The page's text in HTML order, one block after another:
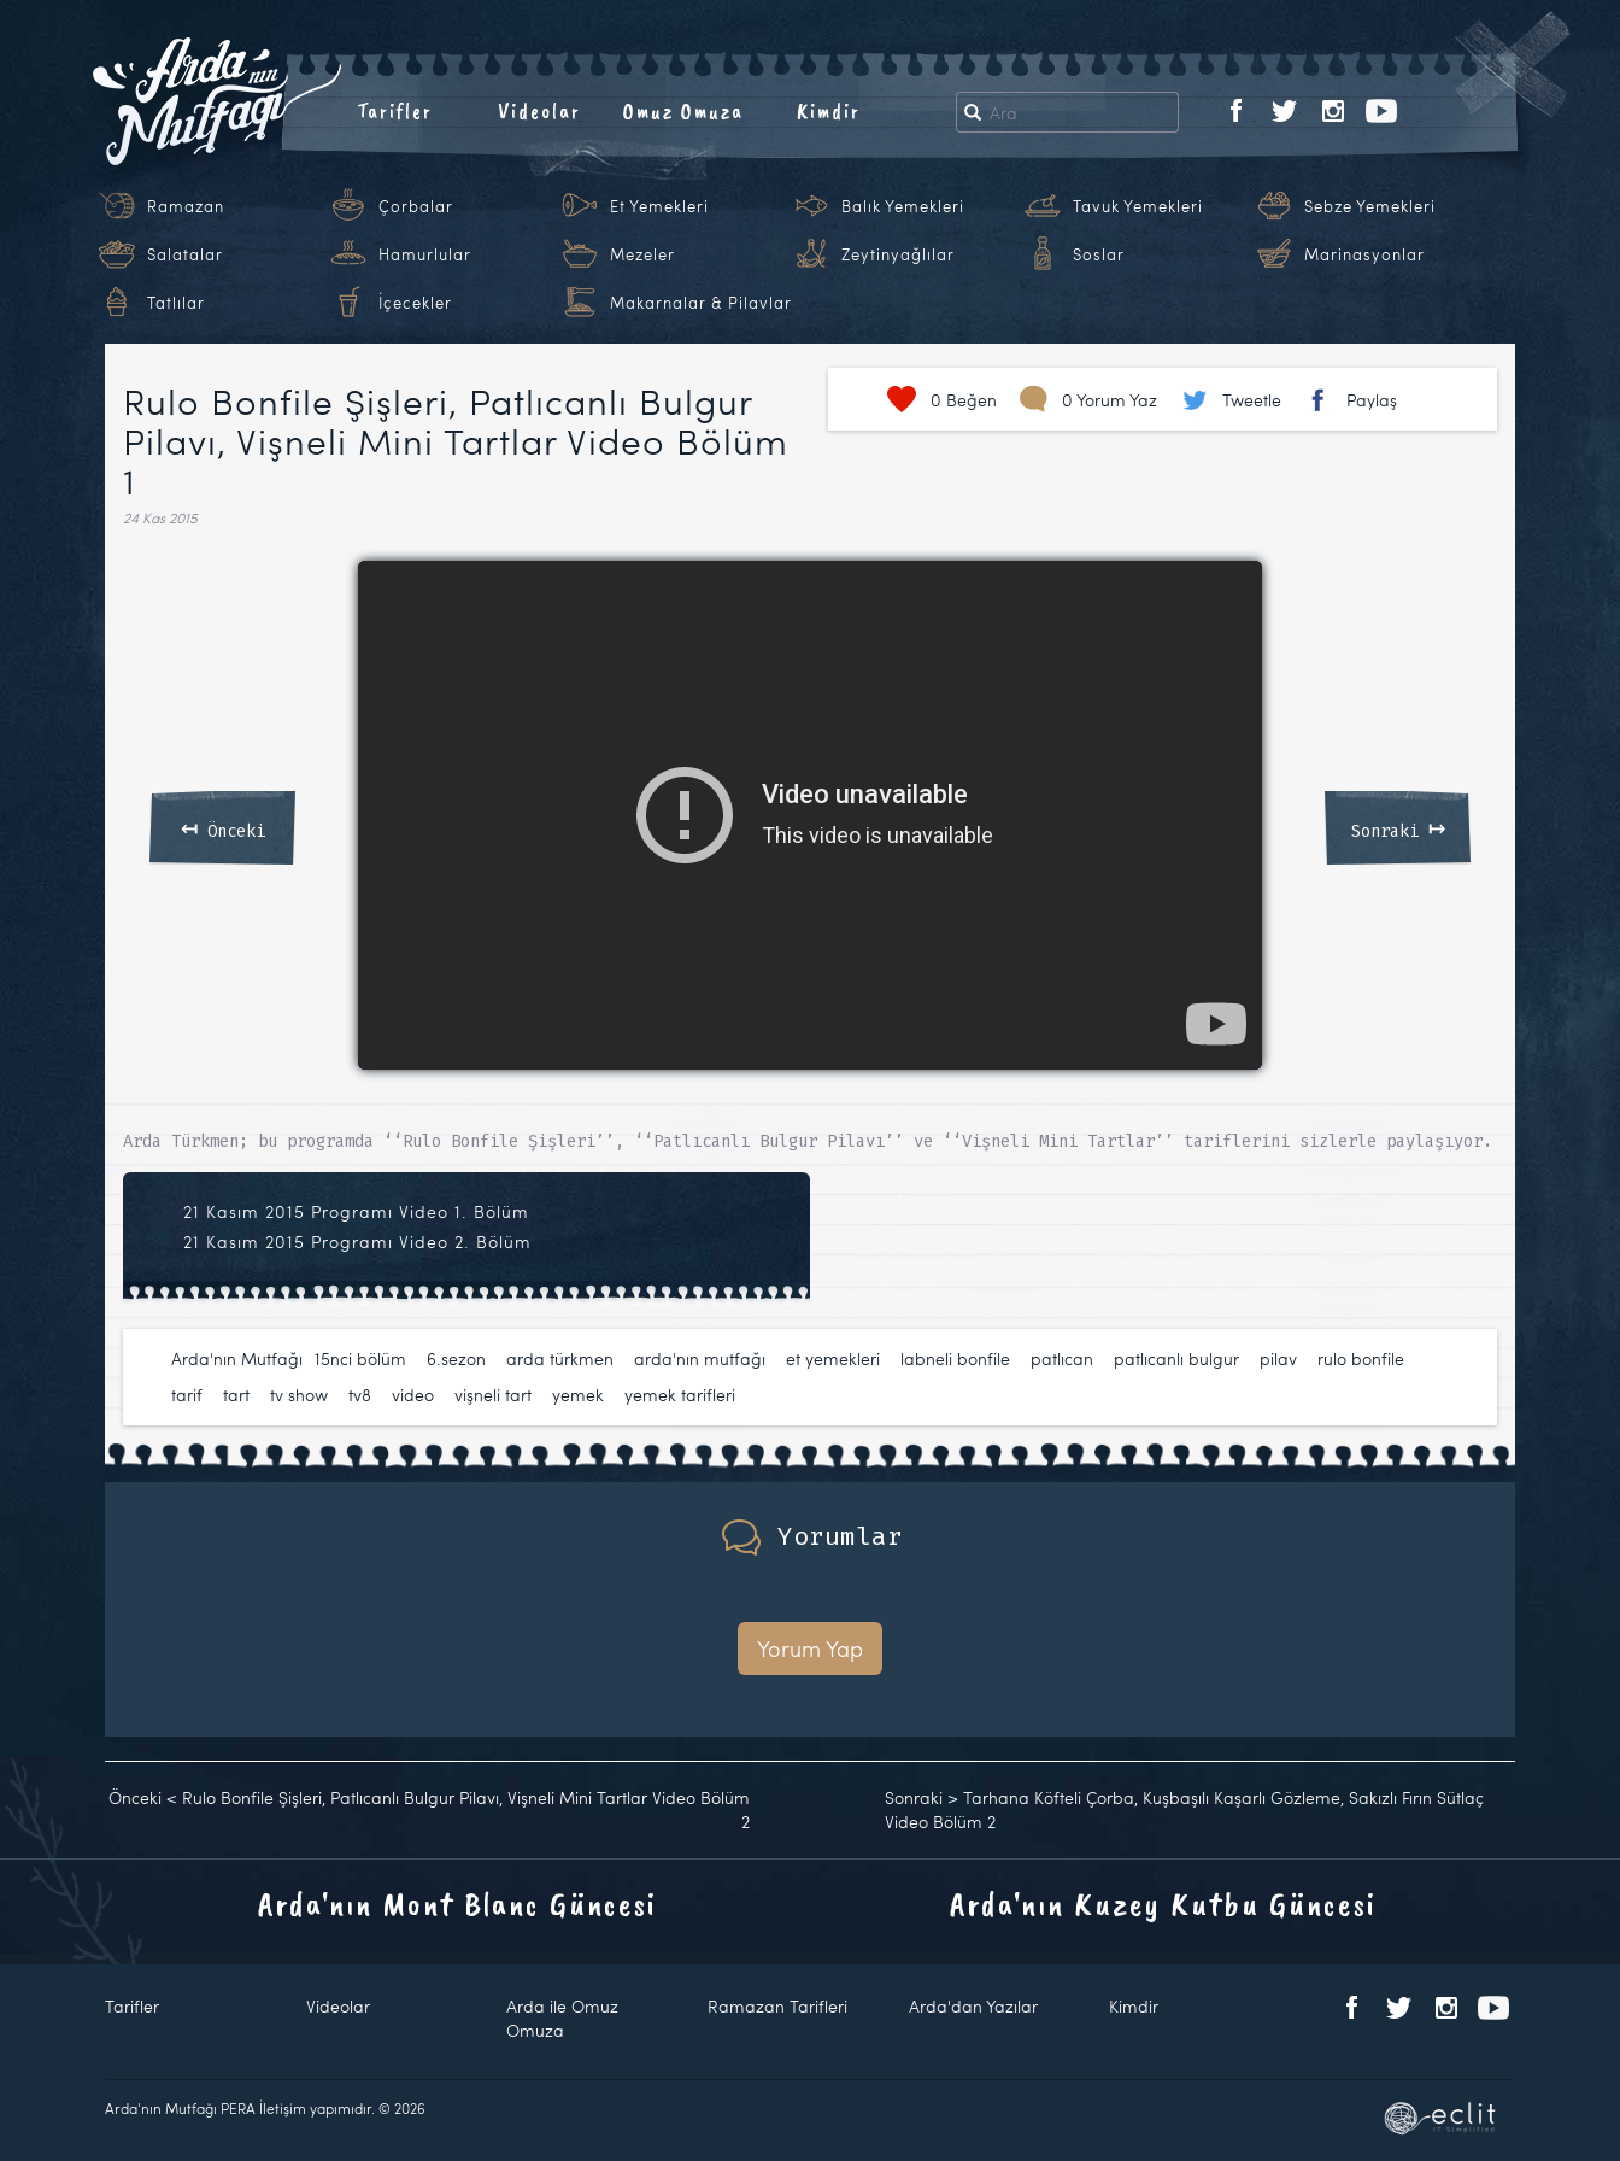
Tarifler Videolar Omuz Omuza Kimdir
Ramazan Çorbalar Et Yemekleri Balık Yemekleri Tavuk Yemekleri Sebze Yemekleri
Salatalar Hamurlular Mezeler Zeytinyağlılar Soslar Marinasyonlar
Tatlılar İçecekler Makarnalar & Pilavlar
Rulo Bonfile Şişleri, Patlıcanlı Bulgur
Pilavı, Vişneli Mini Tartlar Video Bölüm
1
24 Kas 2015
0 Beğen 0 Yorum Yaz Tweetle Paylaş
↤Önceki Sonraki ↦
Arda Türkmen; bu programda ‘‘Rulo Bonfile Şişleri’’, ‘‘Patlıcanlı Bulgur Pilavı’’ ve ‘‘Vişneli Mini Tartlar’’ tariflerini sizlerle paylaşıyor.
21 Kasım 2015 Programı Video 1. Bölüm
21 Kasım 2015 Programı Video 2. Bölüm
Arda'nın Mutfağı 15nci bölüm 6.sezon arda türkmen arda'nın mutfağı et yemekleri labneli bonfile patlıcan patlıcanlı bulgur pilav rulo bonfile
tarif
tart tv show tv8 video vişneli tart yemek yemek tarifleri
Yorumlar
Yorum Yap
Önceki < Rulo Bonfile Şişleri, Patlıcanlı Bulgur Pilavı, Vişneli Mini Tartlar Video Bölüm
2
Sonraki > Tarhana Köfteli Çorba, Kuşbaşılı Kaşarlı Gözleme, Sakızlı Fırın Sütlaç
Video Bölüm 2
Arda'nın Mont Blanc Güncesi Arda'nın Kuzey Kutbu Güncesi
Tarifler Videolar
Arda ile Omuz
Omuza
Ramazan Tarifleri Arda'dan Yazılar Kimdir
Arda'nın Mutfağı PERA İletişim yapımıdır. © 2026